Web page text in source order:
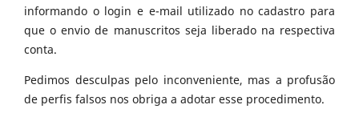
informando o login e e-mail utilizado no cadastro para
que o envio de manuscritos seja liberado na respectiva
conta.
Pedimos desculpas pelo inconveniente, mas a profusão
de perfis falsos nos obriga a adotar esse procedimento.